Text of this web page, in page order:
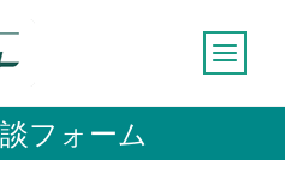
フォーム